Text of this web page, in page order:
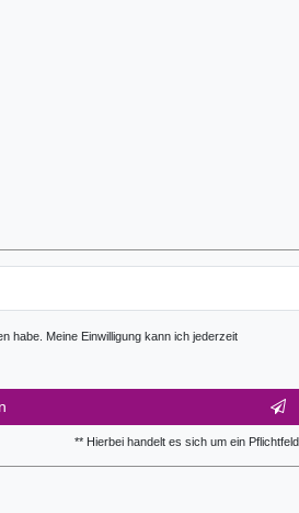
habe. Meine Einwilligung kann ich jederzeit
** Hierbei handelt es sich um ein Pflichtfeld.